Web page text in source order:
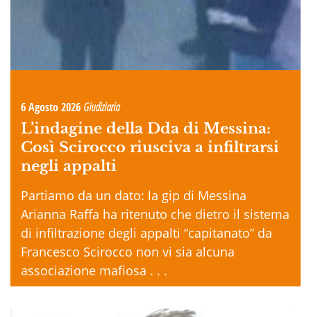
6 Agosto 2026 Giudiziaria
L’indagine della Dda di Messina:
Così Scirocco riusciva a infiltrarsi
negli appalti
Partiamo da un dato: la gip di Messina
Arianna Raffa ha ritenuto che dietro il sistema
di infiltrazione degli appalti “capitanato” da
Francesco Scirocco non vi sia alcuna
associazione mafiosa . . .